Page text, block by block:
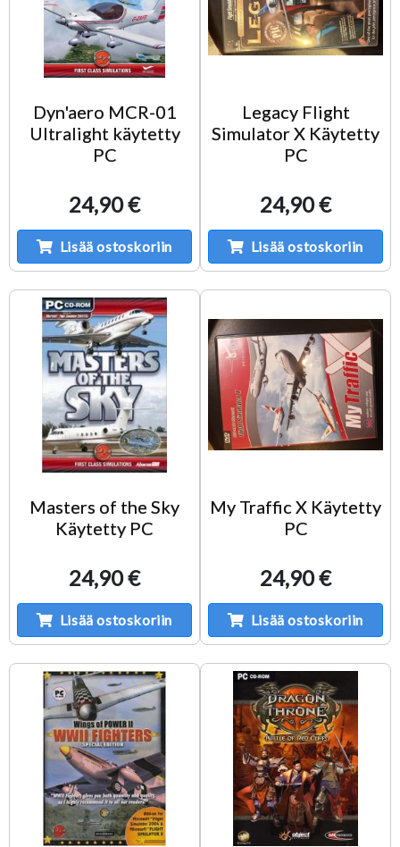
Dyn'aero MCR-01
Ultralight käytetty
PC
24,90 €
Lisää ostoskoriin
Legacy Flight
Simulator X Käytetty
PC
24,90 €
Lisää ostoskoriin
Masters of the Sky
Käytetty PC
24,90 €
Lisää ostoskoriin
My Traffic X Käytetty
PC
24,90 €
Lisää ostoskoriin